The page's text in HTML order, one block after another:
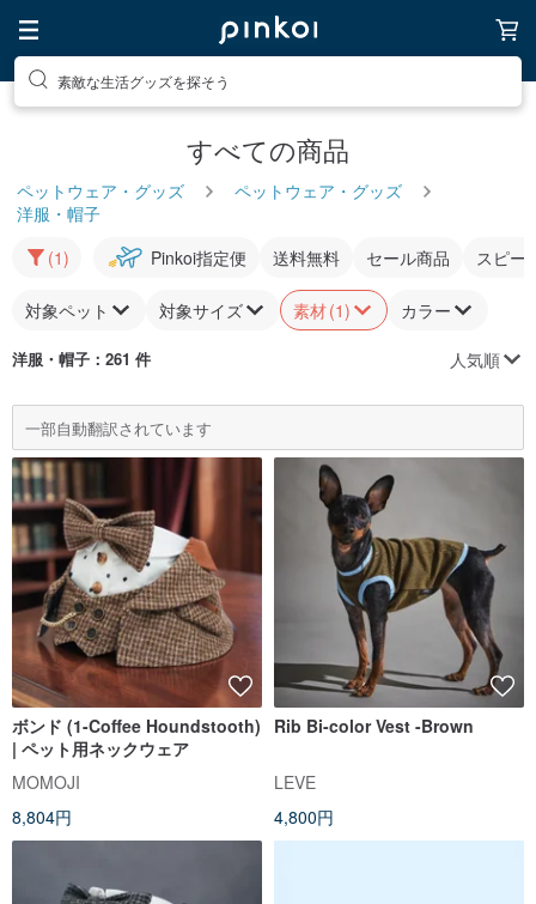
素敵な生活グッズを探そう
すべての商品
ペットウェア・グッズ
ペットウェア・グッズ
洋服・帽子
(1)
Pinkoi指定便 送料無料 セール商品 スピー
対象ペット 対象サイズ 素材(1) カラー
洋服・帽子 ：261 件 人気順
一部自動翻訳されています
ボンド (1-Coffee Houndstooth)
| ペット用ネックウェア
MOMOJI
8,804円
Rib Bi-color Vest -Brown
LEVE
4,800円